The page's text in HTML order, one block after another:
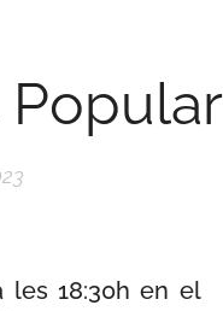
Popular
les 18:30h en el